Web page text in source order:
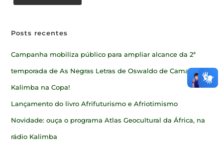
Posts recentes
Campanha mobiliza público para ampliar alcance da 2ª
temporada de As Negras Letras de Oswaldo de Camargo
Kalimba na Copa!
Lançamento do livro Afrifuturismo e Afriotimismo
Novidade: ouça o programa Atlas Geocultural da África, na
rádio Kalimba